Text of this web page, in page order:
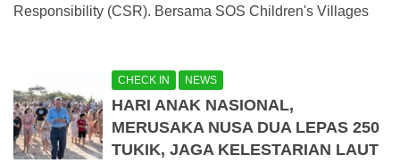
Responsibility (CSR). Bersama SOS Children's Villages
CHECK IN NEWS
HARI ANAK NASIONAL,
MERUSAKA NUSA DUA LEPAS 250
TUKIK, JAGA KELESTARIAN LAUT